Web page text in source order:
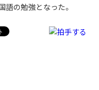
語の勉強となった。